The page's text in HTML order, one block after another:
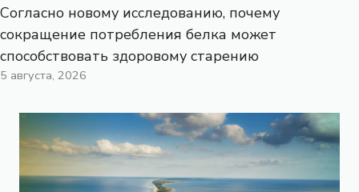
Согласно новому исследованию, почему
сокращение потребления белка может
способствовать здоровому старению
5 августа, 2026